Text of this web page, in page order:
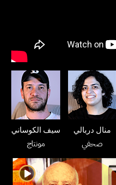
سيف الكوساني
مونتاج
منال دربالي
صحفي